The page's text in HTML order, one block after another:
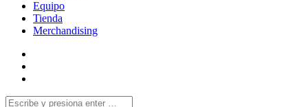
Equipo
Tienda
Merchandising